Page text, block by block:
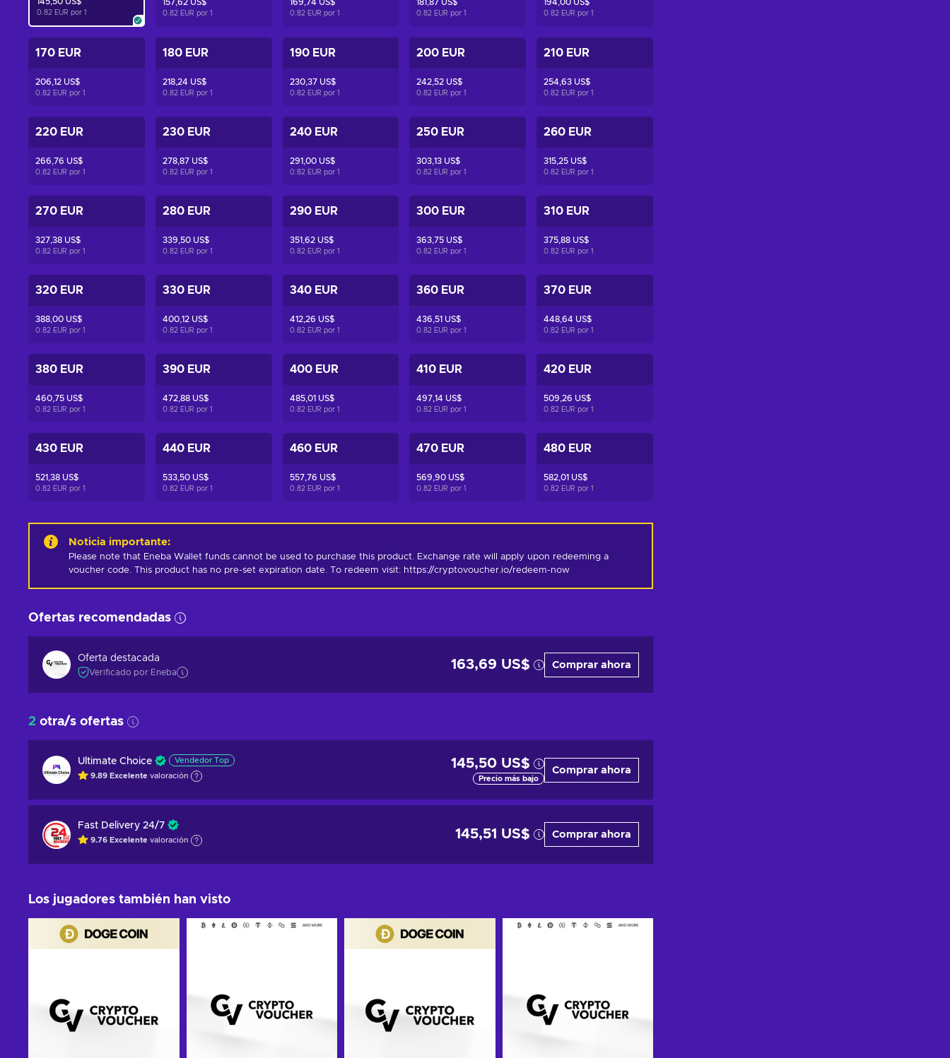
0.82 EUR por 1
157,62 US$
0.82 EUR por 1
169,74 US$
0.82 EUR por 1
181,87 US$
0.82 EUR por1
194,00 US$
0.82 EUR por1
170 EUR
206,12 US$
0.82 EUR por 1
180 EUR
218,24 US$
0.82 EUR por 1
190 EUR
230,37 US$
0.82 EUR por 1
200 EUR
242,52 US$
0.82 EUR por1
210 EUR
254,63 US$
0.82 EUR por1
220 EUR
266,76 US$
0.82 EUR por 1
230 EUR
278,87 US$
0.82 EUR por 1
240 EUR
291,00 US$
0.82 EUR por 1
250 EUR
303,13 US$
0.82 EUR por1
260 EUR
315,25 US$
0.82 EUR por1
270 EUR
327,38 US$
0.82 EUR por 1
280 EUR
339,50 US$
0.82 EUR por 1
290 EUR
351,62 US$
0.82 EUR por 1
300 EUR
363,75 US$
0.82 EUR por1
310 EUR
375,88 US$
0.82 EUR por1
320 EUR
388,00 US$
0.82 EUR por 1
330 EUR
400,12 US$
0.82 EUR por 1
340 EUR
412,26 US$
0.82 EUR por 1
360 EUR
436,51 US$
0.82 EUR por1
370 EUR
448,64 US$
0.82 EUR por1
380 EUR
460,75 US$
0.82 EUR por 1
390 EUR
472,88 US$
0.82 EUR por 1
400 EUR
485,01 US$
0.82 EUR por 1
410 EUR
497,14 US$
0.82 EUR por1
420 EUR
509,26 US$
0.82 EUR por1
430 EUR
521,38 US$
0.82 EUR por 1
440 EUR
533,50 US$
0.82 EUR por 1
460 EUR
557,76 US$
0.82 EUR por 1
470 EUR
569,90 US$
0.82 EUR por1
480 EUR
582,01 US$
0.82 EUR por1
Noticia importante:
Please note that Eneba Wallet funds cannot be used to purchase this product. Exchange rate will apply upon redeeming a
voucher code. This product has no pre-set expiration date. To redeem visit: https://cryptovoucher.io/redeem-now
Ofertas recomendadas
Oferta destacada
Verificado por Eneba
163,69 US$ Comprar ahora
2 otra/s ofertas
Ultimate Choice Vendedor Top
9.89 Excelente valoración
145,50 US$
Precio más bajo
Comprar ahora
Fast Delivery 24/7
9.76 Excelente valoración 145,51 US$ Comprar ahora
Los jugadores también han visto